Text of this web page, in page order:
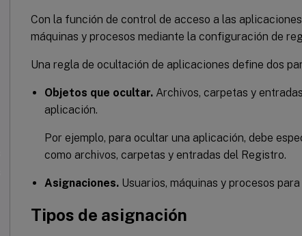
Con la función de control de acceso a las
máquinas y procesos mediante la configuración de
Una regla de ocultación de aplicaciones define dos
Objetos que ocultar. Archivos, carpetas y
aplicación.
Por ejemplo, para ocultar una aplicación, debe
como archivos, carpetas y entradas del Registro.
Asignaciones. Usuarios, máquinas y procesos
Tipos de asignación